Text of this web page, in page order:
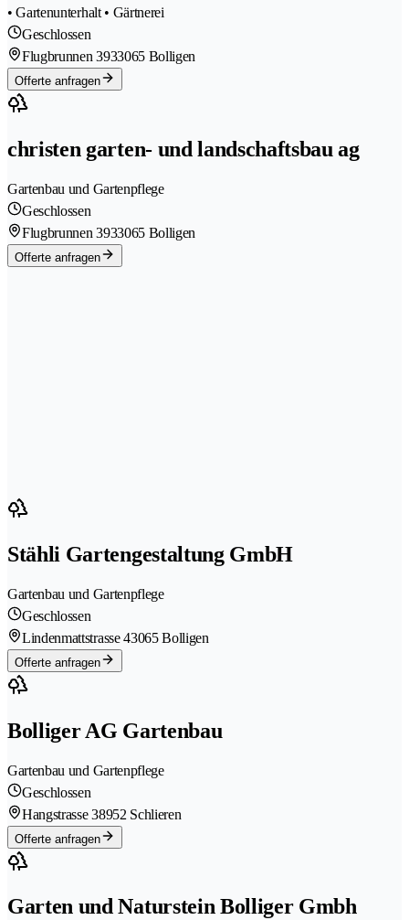
• Gartenunterhalt • Gärtnerei
Geschlossen
Flugbrunnen 3933065 Bolligen
Offerte anfragen
christen garten- und landschaftsbau ag
Gartenbau und Gartenpflege
Geschlossen
Flugbrunnen 3933065 Bolligen
Offerte anfragen
Stähli Gartengestaltung GmbH
Gartenbau und Gartenpflege
Geschlossen
Lindenmattstrasse 43065 Bolligen
Offerte anfragen
Bolliger AG Gartenbau
Gartenbau und Gartenpflege
Geschlossen
Hangstrasse 38952 Schlieren
Offerte anfragen
Garten und Naturstein Bolliger Gmbh